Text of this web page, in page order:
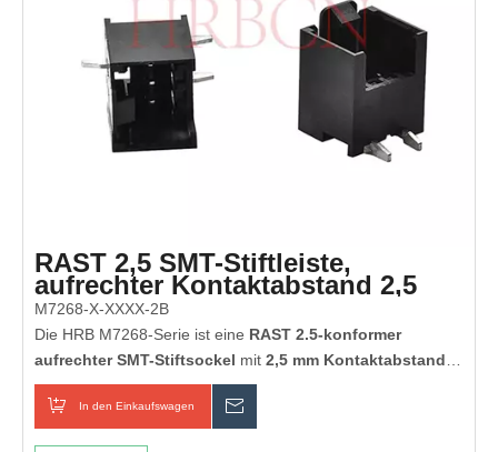
Haushaltsanwendungen.
RAST 2,5 SMT-Stiftleiste,
aufrechter Kontaktabstand 2,5
mm – HRB-Stecker
M7268-X-XXXX-2B
Die HRB M7268-Serie ist eine RAST 2.5-konformer
aufrechter SMT-Stiftsockel mit 2,5 mm Kontaktabstand
mit integriertem Verriegelungsriegel, doppelseitiger
Kodierung und optionalem Positionierungszapfen. Es bietet
In den Einkaufswagen